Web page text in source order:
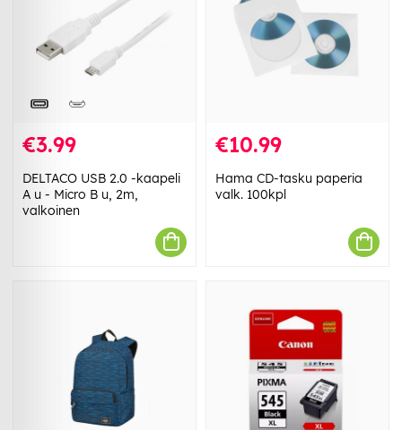
€3.99
DELTACO USB 2.0 -kaapeli
A u - Micro B u, 2m,
valkoinen
€10.99
Hama CD-tasku paperia
valk. 100kpl